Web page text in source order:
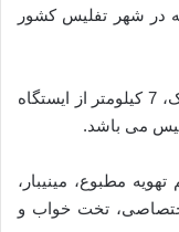
هتلی است 4 ستاره که در شهر تفلیس کشور
این هتل دارای فاصله 5 دقیقه ای از پارک واک، 7 کیلومتر از ایستگاه
مطبوع، مینیبار،
تخت خواب و